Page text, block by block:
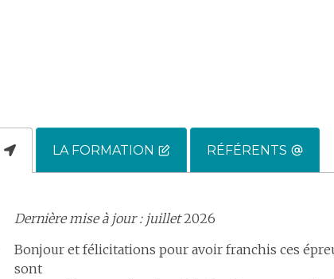
LA FORMATION RÉFÉRENTS
Dernière mise à jour : juillet2026
Bonjour et félicitations pour avoir franchis ces
sont